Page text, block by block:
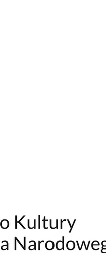
Glanowskiej